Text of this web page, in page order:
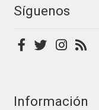
Síguenos
Información